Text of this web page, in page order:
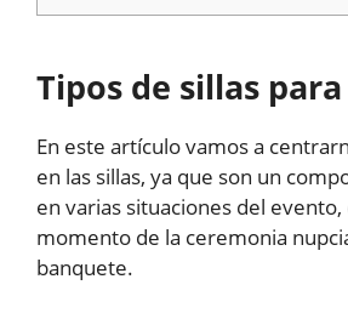
Tipos de sillas
En este artículo vamos a
en las sillas, ya que son un
en varias situaciones del evento,
momento de la ceremonia
banquete.